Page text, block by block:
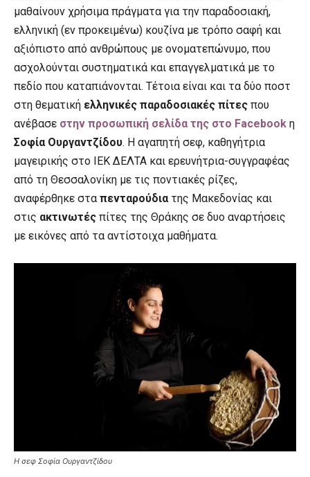
μαθαίνουν χρήσιμα πράγματα για την παραδοσιακή,
ελληνική (εν προκειμένω) κουζίνα με τρόπο σαφή και
αξιόπιστο από ανθρώπους με ονοματεπώνυμο, που
ασχολούνται συστηματικά και επαγγελματικά με το
πεδίο που καταπιάνονται. Τέτοια είναι και τα δύο ποστ
στη θεματική ελληνικές παραδοσιακές πίτες που
ανέβασε στην προσωπική σελίδα της στο Facebook η
Σοφία Ουργαντζίδου. Η αγαπητή σεφ, καθηγήτρια
μαγειρικής στο ΙΕΚ ΔΕΛΤΑ και ερευνήτρια-συγγραφέας
από τη Θεσσαλονίκη με τις ποντιακές ρίζες,
αναφέρθηκε στα πενταρούδια της Μακεδονίας και
στις ακτινωτές πίτες της Θράκης σε δυο αναρτήσεις
με εικόνες από τα αντίστοιχα μαθήματα.
H σεφ Σοφία Ουργαντζίδου